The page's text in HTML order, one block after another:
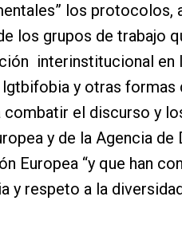
los protocolos,
los grupos de trabajo
interinstitucional en
y otras formas
combatir el discurso y
y de la Agencia de
Europea “y que han
y respeto a la